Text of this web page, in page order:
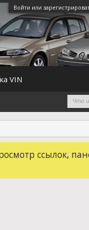
Войти или
ссылок,
VIN